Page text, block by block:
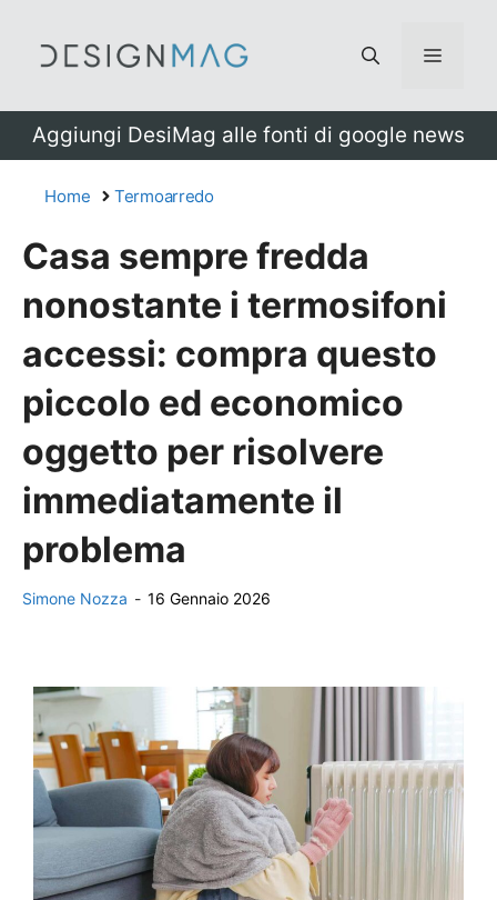
Menu
Aggiungi DesiMag alle fonti di google news
Home Termoarredo
Casa sempre fredda
nonostante i termosifoni
accessi: compra questo
piccolo ed economico
oggetto per risolvere
immediatamente il
problema
Simone Nozza - 16 Gennaio 2026